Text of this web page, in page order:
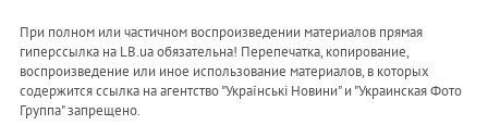
При полном или частичном воспроизведении материалов прямая
гиперссылка на LB.ua обязательна! Перепечатка, копирование,
воспроизведение или иное использование материалов, в которых
содержится ссылка на агентство "Українськi Новини" и "Украинская Фото
Группа" запрещено.